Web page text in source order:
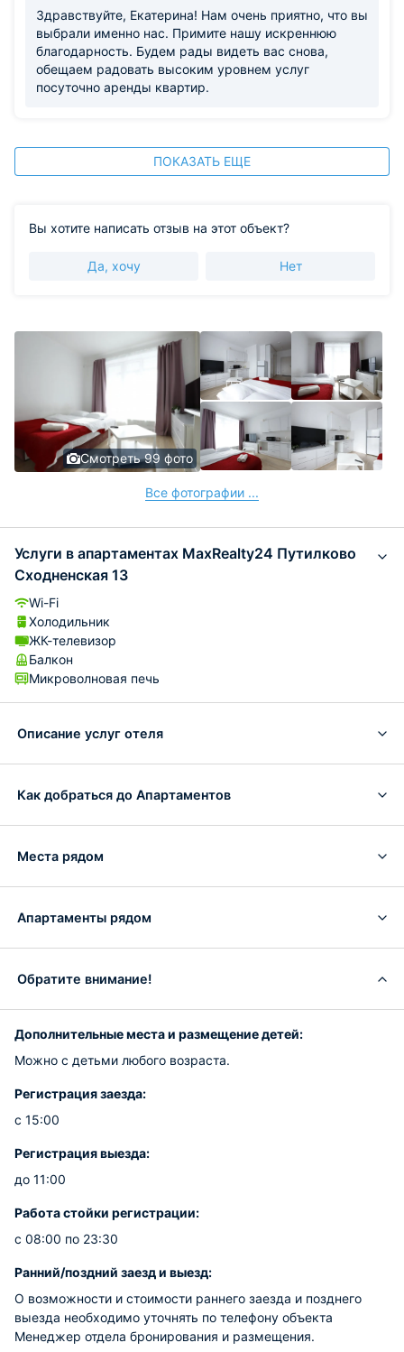
Здравствуйте, Екатерина! Нам очень приятно, что вы
выбрали именно нас. Примите нашу искреннюю
благодарность. Будем рады видеть вас снова,
обещаем радовать высоким уровнем услуг
посуточно аренды квартир.
ПОКАЗАТЬ ЕЩЕ
Вы хотите написать отзыв на этот объект?
Да, хочу Нет
Смотреть 99 фото
Все фотографии ...
Услуги в апартаментах MaxRealty24 Путилково
Сходненская 13
Wi-Fi
Холодильник
ЖК-телевизор
Балкон
Микроволновая печь
Описание услуг отеля
Как добраться до Апартаментов
Места рядом
Апартаменты рядом
Обратите внимание!
Дополнительные места и размещение детей:
Можно с детьми любого возраста.
Регистрация заезда:
с 15:00
Регистрация выезда:
до 11:00
Работа стойки регистрации:
с 08:00 по 23:30
Ранний/поздний заезд и выезд:
О возможности и стоимости раннего заезда и позднего
выезда необходимо уточнять по телефону объекта
Менеджер отдела бронирования и размещения.